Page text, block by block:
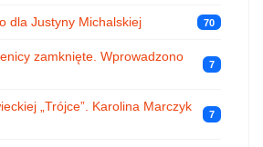
dla Justyny Michalskiej 70
zamknięte. Wprowadzono
7
„Trójce”. Karolina Marczyk
7